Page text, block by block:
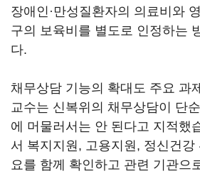
장애인·만성질환자의 의료비와
구의 보육비를 별도로 인정하는
다.
채무상담 기능의 확대도 주요 과
교수는 신복위의 채무상담이 단
에 머물러서는 안 된다고 지적했
서 복지지원, 고용지원, 정신건강
요를 함께 확인하고 관련 기관으